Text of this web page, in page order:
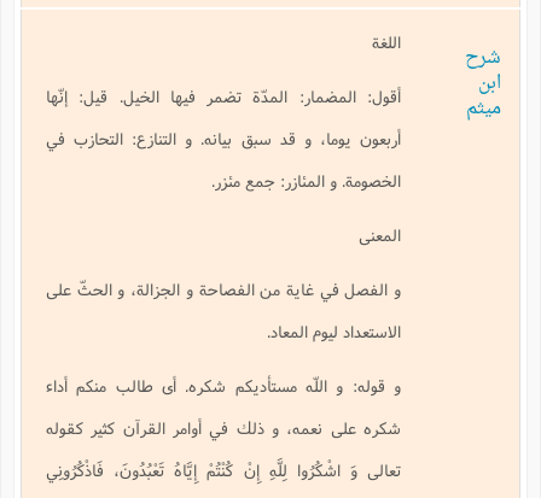
شرح
ابن
ميثم
اللغة
أقول: المضمار: المدّة تضمر فيها الخيل. قيل: إنّها
أربعون يوما، و قد سبق بيانه. و التنازع: التحازب في
الخصومة. و المئازر: جمع مئزر.
المعنى
و الفصل في غاية من الفصاحة و الجزالة، و الحثّ على
الاستعداد ليوم المعاد.
و قوله: و اللّه مستأديكم شكره. أى طالب منكم أداء
شكره على نعمه، و ذلك في أوامر القرآن كثير كقوله
تعالىوَ اشْكُرُوا لِلَّهِ إِنْ كُنْتُمْ إِيَّاهُ تَعْبُدُونَ، فَاذْكُرُونِي